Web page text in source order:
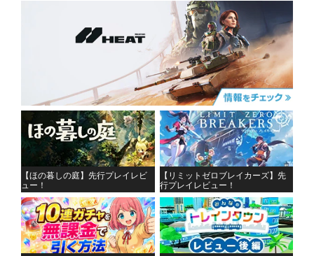
【ほの暮しの庭】先行プレイレビ
ュー！
【リミットゼロブレイカーズ】先
行プレイレビュー！